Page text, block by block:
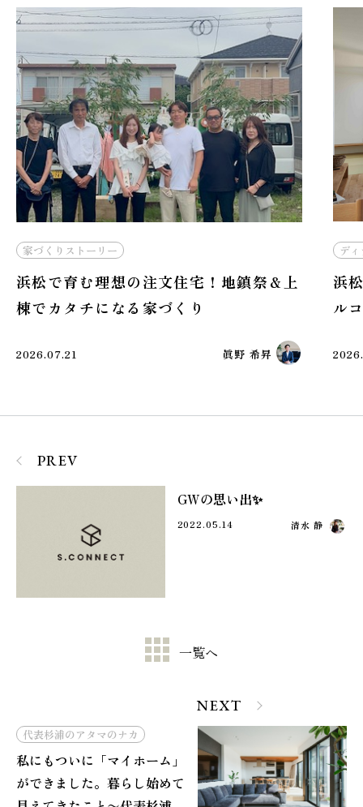
ディティール
浜松で注文住宅を建てるなら！中庭とバ
ルコニーを活かす間取りの工夫
2026.06.21 野原詩音
PREV
GWの思い出✨
2022.05.14 清水 静
一覧へ
NEXT
代表杉浦のアタマのナカ
私にもついに「マイホーム」
ができました。暮らし始めて